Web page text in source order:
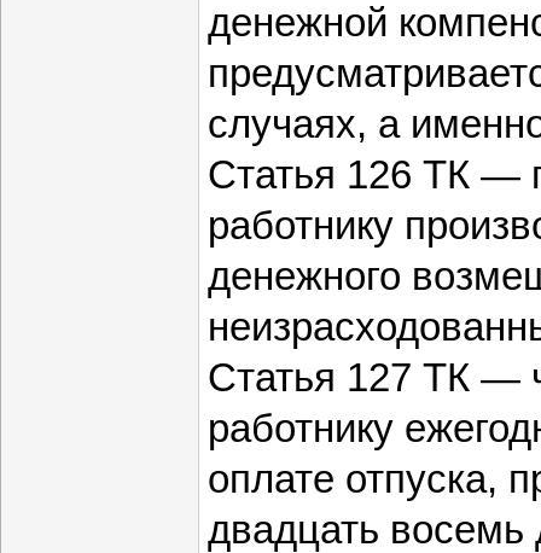
денежной
случаях, а
Статья 126 ТК —
работнику
денежного
Статья 127 ТК —
работнику
оплате отпуска,
двадцать